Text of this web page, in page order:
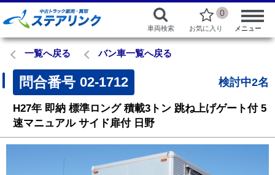
車両検索
0
お気に入り メニュー
一覧へ戻る バン車一覧へ戻る
問合番号 02-1712 検討中2名
H27年 即納 標準ロング 積載3トン 跳ね上げゲート付 5
速マニュアル サイド扉付 日野